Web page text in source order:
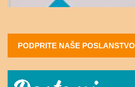
PODPRITE NAŠE POSLANSTVO